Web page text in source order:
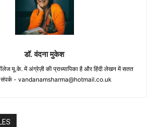
डॉ. वंदना मुकेश
यू.के. में अंग्रेज़ी की प्राध्यापिका है और हिंदी लेखन में सतत
- vandanamsharma@hotmail.co.uk